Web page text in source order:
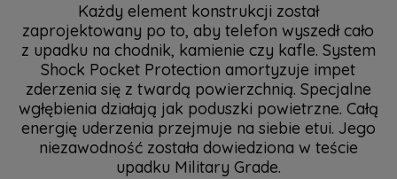
Każdy element konstrukcji został
zaprojektowany po to, aby telefon wyszedł cało
z upadku na chodnik, kamienie czy kafle. System
Shock Pocket Protection amortyzuje impet
zderzenia się z twardą powierzchnią. Specjalne
wgłębienia działają jak poduszki powietrzne. Całą
energię uderzenia przejmuje na siebie etui. Jego
niezawodność została dowiedziona w teście
upadku Military Grade.